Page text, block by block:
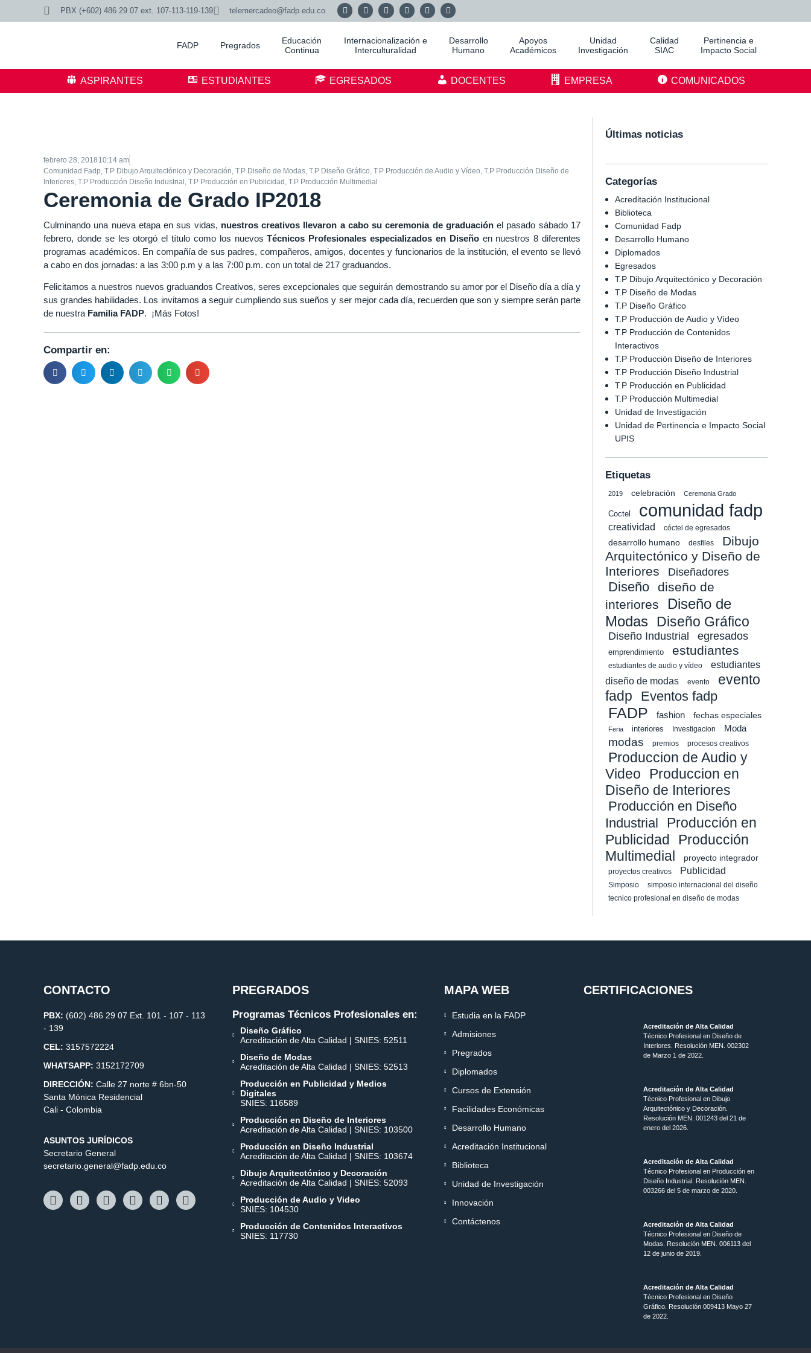
PBX (+602) 486 29 07 ext. 107-113-119-139 telemercadeo@fadp.edu.co
FADP Pregrados
Educación
Continua
Internacionalización e
Interculturalidad
Desarrollo
Humano
Apoyos
Académicos
Unidad
Investigación
Calidad
SIAC
Pertinencia e
Impacto Social
ASPIRANTES ESTUDIANTES EGRESADOS DOCENTES EMPRESA COMUNICADOS
febrero 28, 2018 10:14 am
Comunidad Fadp T.P Dibujo Arquitectónico y Decoración T.P Diseño de Modas T.P Diseño Gráfico T.P Producción de Audio y Vídeo T.P Producción Diseño de
Interiores T.P Producción Diseño Industrial T.P Producción en Publicidad T.P Producción Multimedial
Ceremonia de Grado IP2018
Culminando una nueva etapa en sus vidas, nuestros creativos llevaron a cabo su ceremonia de graduaciónel pasado sábado 17
febrero, donde se les otorgó el título como los nuevosTécnicos Profesionales especializados en Diseñoen nuestros 8 diferentes
programas académicos. En compañía de sus padres, compañeros, amigos, docentes y funcionarios de la institución, el evento se llevó
a cabo en dos jornadas: a las 3:00 p.m y a las 7:00 p.m. con un total de 217 graduandos.
Felicitamos a nuestros nuevos graduandos Creativos, seres excepcionales que seguirán demostrando su amor por el Diseño día a día y
sus grandes habilidades. Los invitamos a seguir cumpliendo sus sueños y ser mejor cada día, recuerden que son y siempre serán parte
de nuestra Familia FADP. ¡Más Fotos!
Compartir en:
Últimas noticias
Categorías
Acreditación Institucional
Biblioteca
Comunidad Fadp
Desarrollo Humano
Diplomados
Egresados
T.P Dibujo Arquitectónico y Decoración
T.P Diseño de Modas
T.P Diseño Gráfico
T.P Producción de Audio y Vídeo
T.P Producción de Contenidos
Interactivos
T.P Producción Diseño de Interiores
T.P Producción Diseño Industrial
T.P Producción en Publicidad
T.P Producción Multimedial
Unidad de Investigación
Unidad de Pertinencia e Impacto Social
UPIS
Etiquetas
2019 celebración Ceremonia Grado
Coctel comunidad fadp
creatividad cóctel de egresados
desarrollo humano desfiles
Dibujo
Arquitectónico y Diseño de
Interiores
Diseñadores
Diseño
diseño de
interiores
Diseño de
Modas Diseño Gráfico
Diseño Industrial egresados
emprendimiento estudiantes
estudiantes de audio y vídeo
estudiantes
diseño de modas
evento
evento
fadp
Eventos fadp
FADP fashion fechas especiales
Feria interiores Investigacion Moda
modas premios procesos creativos
Produccion de Audio y
Video
Produccion en
Diseño de Interiores
Producción en Diseño
Industrial
Producción en
Publicidad
Producción
Multimedial
proyecto integrador
proyectos creativos Publicidad
Simposio simposio internacional del diseño
tecnico profesional en diseño de modas
CONTACTO
PBX: (602) 486 29 07 Ext. 101 - 107 - 113
- 139
CEL: 3157572224
WHATSAPP: 3152172709
DIRECCIÓN: Calle 27 norte # 6bn-50
Santa Mónica Residencial
Cali - Colombia
ASUNTOS JURÍDICOS
Secretario General
secretario.general@fadp.edu.co
PREGRADOS
Programas Técnicos Profesionales en:
Diseño Gráfico
Acreditación de Alta Calidad | SNIES: 52511
Diseño de Modas
Acreditación de Alta Calidad | SNIES: 52513
Producción en Publicidad y Medios
Digitales
SNIES: 116589
Producción en Diseño de Interiores
Acreditación de Alta Calidad | SNIES: 103500
Producción en Diseño Industrial
Acreditación de Alta Calidad | SNIES: 103674
Dibujo Arquitectónico y Decoración
Acreditación de Alta Calidad | SNIES: 52093
Producción de Audio y Video
SNIES: 104530
Producción de Contenidos Interactivos
SNIES: 117730
MAPA WEB
Estudia en la FADP
Admisiones
Pregrados
Diplomados
Cursos de Extensión
Facilidades Económicas
Desarrollo Humano
Acreditación Institucional
Biblioteca
Unidad de Investigación
Innovación
Contáctenos
CERTIFICACIONES
Acreditación de Alta Calidad
Técnico Profesional en Diseño de
Interiores. Resolución MEN. 002302
de Marzo 1 de 2022.
Acreditación de Alta Calidad
Técnico Profesional en Dibujo
Arquitectónico y Decoración.
Resolución MEN.001243 del 21 de
enero del 2026.
Acreditación de Alta Calidad
Técnico Profesional en Producción en
Diseño Industrial. Resolución MEN.
003266 del 5 de marzo de 2020.
Acreditación de Alta Calidad
Técnico Profesional en Diseño de
Modas. Resolución MEN. 006113 del
12 de junio de 2019.
Acreditación de Alta Calidad
Técnico Profesional en Diseño
Gráfico. Resolución 009413 Mayo 27
de 2022.